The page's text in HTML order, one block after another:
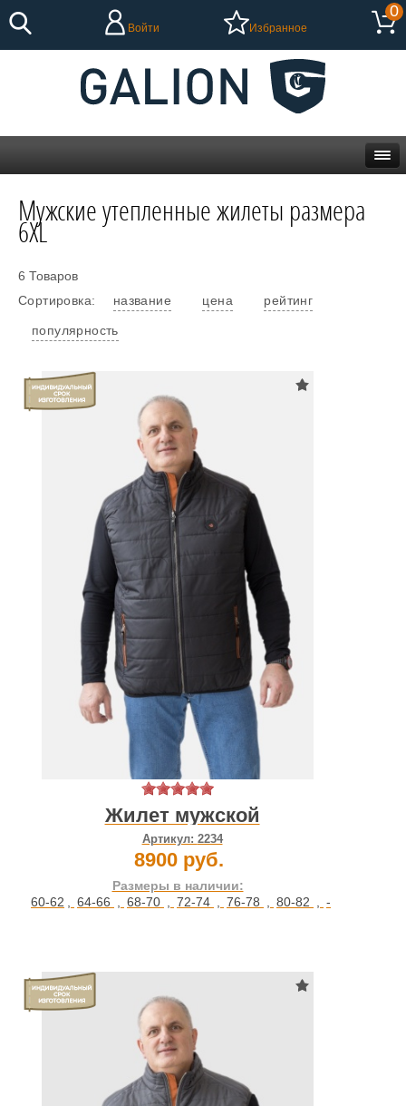
Войти Избранное
0
Мужские утепленные жилеты размера
6XL
Сортировка: название цена рейтинг
популярность
6 Товаров
Жилет мужской
Артикул: 2234
8900 руб.
Размеры в наличии:
60-62 , 64-66 , 68-70 , 72-74 , 76-78 , 80-82 , -